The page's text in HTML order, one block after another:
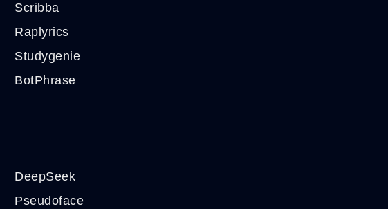
Scribba
Raplyrics
Studygenie
BotPhrase
DeepSeek
Pseudoface